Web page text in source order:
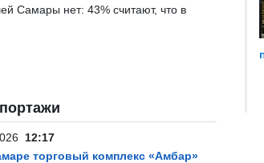
Самары нет: 43% считают, что в
12:17
торговый комплекс «Амбар»